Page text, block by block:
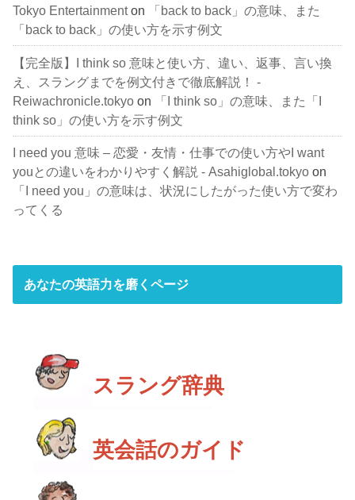
Tokyo Entertainmenton
「back to back」の意味、また
「back to back」の使い方を示す例文
【完全版】I think so 意味と使い方、違い、返事、言い換
え、スラングまでを例文付きで徹底解説！ -
Reiwachronicle.tokyo on
「I think so」の意味、また「I
think so」の使い方を示す例文
I need you 意味 – 恋愛・友情・仕事での使い方やI want
youとの違いをわかりやすく解説 - Asahiglobal.tokyo on
「I need you」の意味は、状況にしたがった使い方で変わ
ってくる
あなたの英語力を磨くページ
スラング辞典
英会話のガイド